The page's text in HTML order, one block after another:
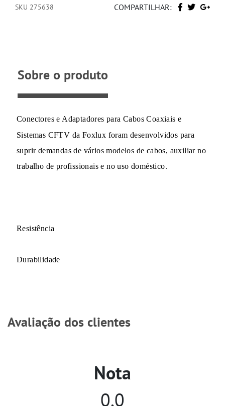
SKU 275638 COMPARTILHAR:
Sobre o produto
Conectores e Adaptadores para Cabos Coaxiais e
Sistemas CFTV da Foxlux foram desenvolvidos para
suprir demandas de vários modelos de cabos, auxiliar no
trabalho de profissionais e no uso doméstico.
Resistência
Durabilidade
Avaliação dos clientes
Nota
0,0